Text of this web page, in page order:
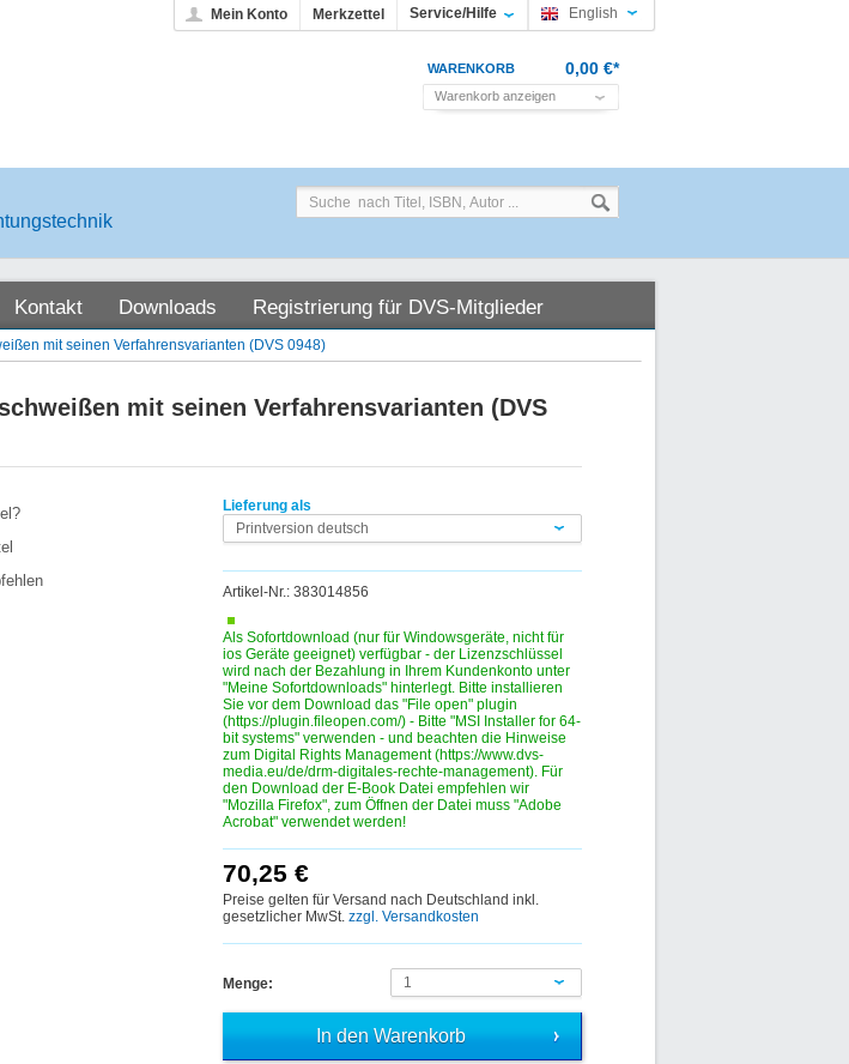
Mein Konto Merkzettel Service/Hilfe English
WARENKORB 0,00 €*
Warenkorb anzeigen
Kontakt Downloads Registrierung für DVS-Mitglieder
mit seinen Verfahrensvarianten (DVS 0948)
mit seinen Verfahrensvarianten (DVS
Lieferung als
Printversion deutsch
Artikel-Nr.: 383014856
Als Sofortdownload (nur für Windowsgeräte, nicht für
ios Geräte geeignet) verfügbar - der Lizenzschlüssel
wird nach der Bezahlung in Ihrem Kundenkonto unter
"Meine Sofortdownloads" hinterlegt. Bitte installieren
Sie vor dem Download das "File open" plugin
(https://plugin.fileopen.com/) - Bitte "MSI Installer for 64-
bit systems" verwenden - und beachten die Hinweise
zum Digital Rights Management (https://www.dvs-
media.eu/de/drm-digitales-rechte-management). Für
den Download der E-Book Datei empfehlen wir
"Mozilla Firefox", zum Öffnen der Datei muss "Adobe
Acrobat" verwendet werden!
70,25 €
Preise gelten für Versand nach Deutschland inkl.
gesetzlicher MwSt. zzgl. Versandkosten
Menge: 1